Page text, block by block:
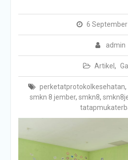
6 September
admin
Artikel,
perketatprotokolkesehatan,
smkn 8 jember, smkn8,